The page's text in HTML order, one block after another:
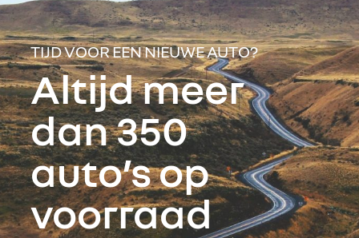
TIJD VOOR EEN NIEUWE AUTO?
Altijd meer
dan 350
auto’s op
voorraad